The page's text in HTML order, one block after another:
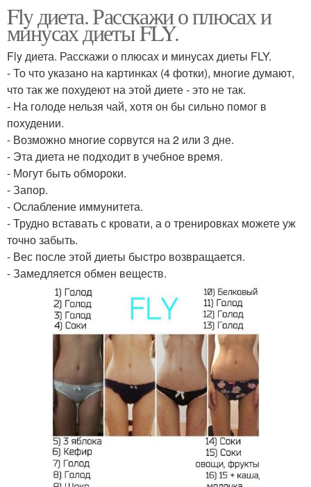
Fly диета. Расскажи о плюсах и
минусах диеты FLY.
Fly диета. Расскажи о плюсах и минусах диеты FLY.
- То что указано на картинках (4 фотки), многие думают,
что так же похудеют на этой диете - это не так.
- На голоде нельзя чай, хотя он бы сильно помог в
похудении.
- Возможно многие сорвутся на 2 или 3 дне.
- Эта диета не подходит в учебное время.
- Могут быть обмороки.
- Запор.
- Ослабление иммунитета.
- Трудно вставать с кровати, а о тренировках можете уж
точно забыть.
- Вес после этой диеты быстро возвращается.
- Замедляется обмен веществ.